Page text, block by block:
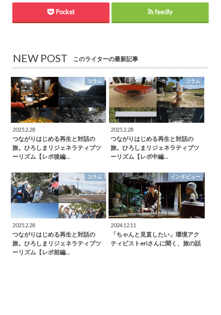
Pocket feedly
NEW POST このライターの最新記事
コラム
2025.2.28
つながりはじめる再生と対話の
旅。ひろしまリジェネラティブツ
ーリズム【レポ後編…
コラム
2025.2.28
つながりはじめる再生と対話の
旅。ひろしまリジェネラティブツ
ーリズム【レポ中編…
コラム
2025.2.28
つながりはじめる再生と対話の
旅。ひろしまリジェネラティブツ
ーリズム【レポ前編…
インタビュー
2024.12.11
「ちゃんと見直したい」環境アク
ティビストeriさんに聞く、旅の話